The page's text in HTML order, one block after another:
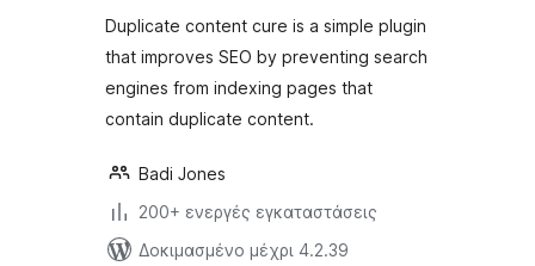
Duplicate content cure is a simple plugin
that improves SEO by preventing search
engines from indexing pages that
contain duplicate content.
Badi Jones
200+ ενεργές εγκαταστάσεις
Δοκιμασμένο μέχρι 4.2.39